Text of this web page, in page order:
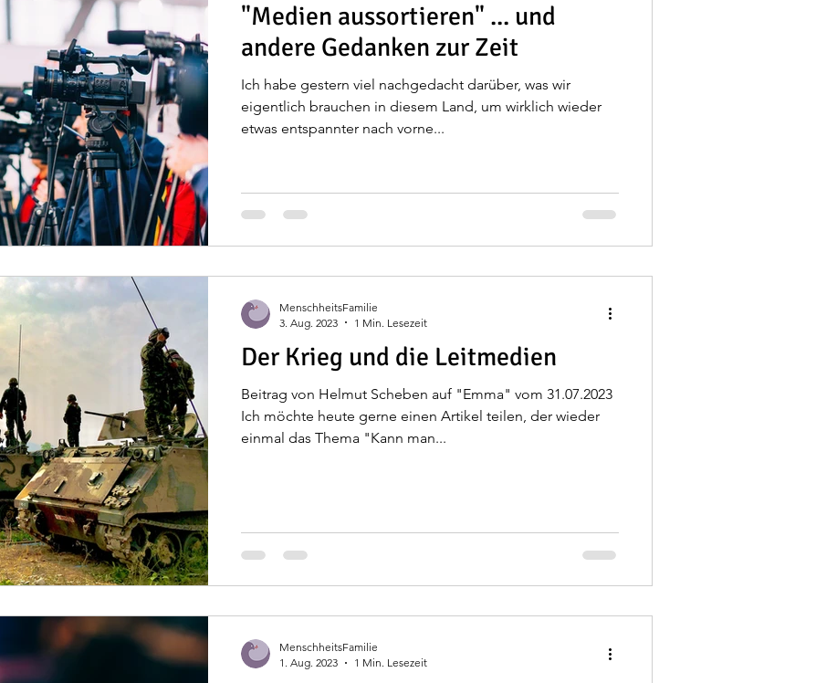
"Medien aussortieren" ... und
andere Gedanken zur Zeit
Ich habe gestern viel nachgedacht darüber, was wir
eigentlich brauchen in diesem Land, um wirklich wieder
etwas entspannter nach vorne...
Der Krieg und die Leitmedien
Beitrag von Helmut Scheben auf "Emma" vom 31.07.2023
Ich möchte heute gerne einen Artikel teilen, der wieder
einmal das Thema "Kann man...
MenschheitsFamilie
3. Aug. 2023
1 Min. Lesezeit
MenschheitsFamilie
1. Aug. 2023
1 Min. Lesezeit